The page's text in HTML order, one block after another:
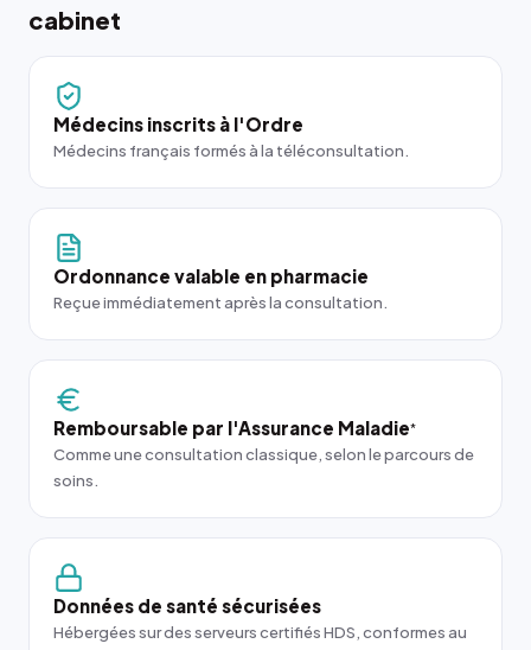
cabinet
Médecins inscrits à l'Ordre
Médecins français formés à la téléconsultation.
Ordonnance valable en pharmacie
Reçue immédiatement après la consultation.
Remboursable par l'Assurance Maladie*
Comme une consultation classique, selon le parcours de
soins.
Données de santé sécurisées
Hébergées sur des serveurs certifiés HDS, conformes au